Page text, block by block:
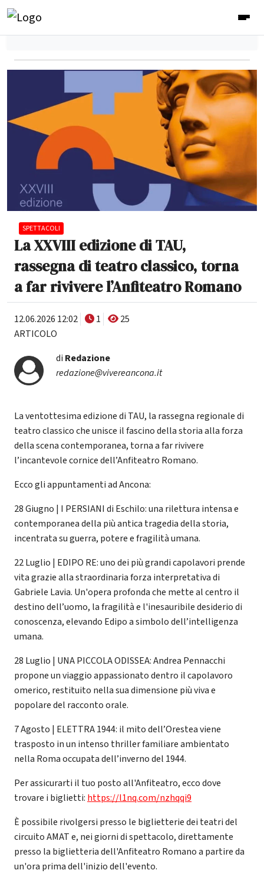
SPETTACOLI
La XXVIII edizione di TAU,
rassegna di teatro classico, torna
a far rivivere l’Anfiteatro Romano
12.06.2026 12:02 1
25
ARTICOLO
di Redazione
redazione@vivereancona.it
La ventottesima edizione di TAU, la rassegna regionale di
teatro classico che unisce il fascino della storia alla forza
della scena contemporanea, torna a far rivivere
l’incantevole cornice dell’Anfiteatro Romano.
Ecco gli appuntamenti ad Ancona:
28 Giugno | I PERSIANI di Eschilo: una rilettura intensa e
contemporanea della più antica tragedia della storia,
incentrata su guerra, potere e fragilità umana.
22 Luglio | EDIPO RE: uno dei più grandi capolavori prende
vita grazie alla straordinaria forza interpretativa di
Gabriele Lavia. Un'opera profonda che mette al centro il
destino dell’uomo, la fragilità e l'inesauribile desiderio di
conoscenza, elevando Edipo a simbolo dell’intelligenza
umana.
28 Luglio | UNA PICCOLA ODISSEA: Andrea Pennacchi
propone un viaggio appassionato dentro il capolavoro
omerico, restituito nella sua dimensione più viva e
popolare del racconto orale.
7 Agosto | ELETTRA 1944: il mito dell’Orestea viene
trasposto in un intenso thriller familiare ambientato
nella Roma occupata dell’inverno del 1944.
Per assicurarti il tuo posto all'Anfiteatro, ecco dove
trovare i biglietti: https://l1nq.com/nzhqqi9
È possibile rivolgersi presso le biglietterie dei teatri del
circuito AMAT e, nei giorni di spettacolo, direttamente
presso la biglietteria dell'Anfiteatro Romano a partire da
un'ora prima dell'inizio dell'evento.